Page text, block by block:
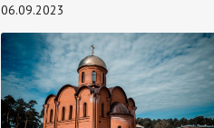
06.09.2023